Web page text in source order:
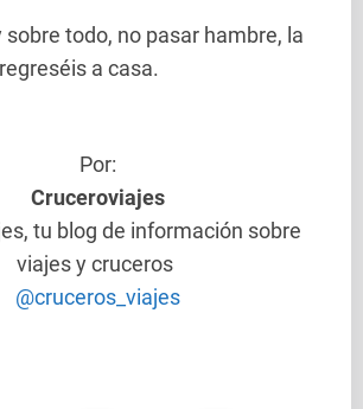
sobre todo, no pasar hambre, la
a casa.
Por:
Cruceroviajes
tu blog de información sobre
viajes y cruceros
@cruceros_viajes